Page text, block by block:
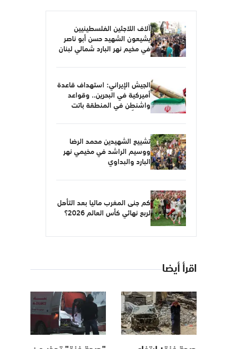
آلاف اللاجئين الفلسطينيين
يشيعون الشهيد حسن أبو ناصر
في مخيم نهر البارد شمالي لبنان
الجيش الإيراني: استهداف قاعدة
أميركية في البحرين.. وقواعد
واشنطن في المنطقة باتت
تشييع الشهيدين محمد الرضا
ووسيم الراشد في مخيمي نهر
البارد والبداوي
كم جنى المغرب ماليا بعد التأهل
لربع نهائي كأس العالم 2026؟
اقرأ أيضا